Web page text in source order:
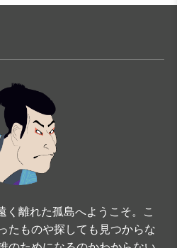
く離れた孤島へようこそ。こ
たものや探しても見つからな